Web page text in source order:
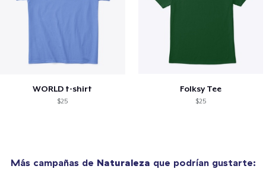
WORLD t-shirt
$25
Folksy Tee
$25
Más campañas de Naturaleza que podrían gustarte: